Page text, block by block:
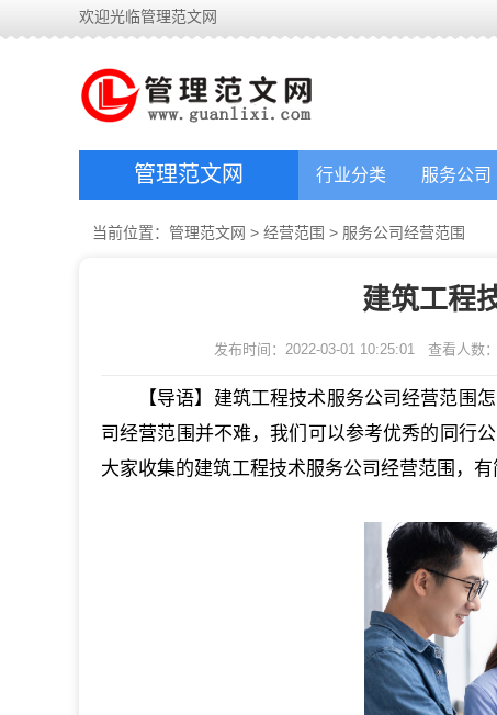
欢迎光临管理范文网
管理范文网 行业分类 服务公司
当前位置： 管理范文网 > 经营范围 > 服务公司经营范围
建筑工程
发布时间：2022-03-01 10:25:01 查看人数：
【导语】建筑工程技术服务公司经营范围
司经营范围并不难，我们可以参考优秀的同行
大家收集的建筑工程技术服务公司经营范围，有